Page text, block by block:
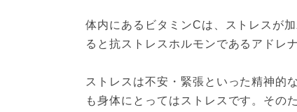
体内にあるビタミンCは、ストレスが
ると抗ストレスホルモンであるアドレ
ストレスは不安・緊張といった精神的
も身体にとってはストレスです。その